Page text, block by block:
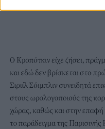
Ο Κροπότκιν είχε ζήσει,
και εδώ δεν βρίσκεται στο
Σιριίλ Σόιμπλιν συνειδητά
στους ωρολογοποιούς της
χώρας, καθώς και στην επαφή
το παράδειγμα της